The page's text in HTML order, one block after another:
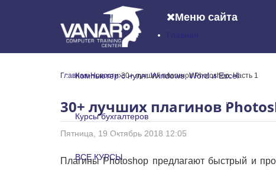
Меню сайта
Компьютер с нуля: Windows, Word и Excel
Компьютер с нуля: Windows, Word и
Курсы бухгалтеров
Курсы бухгалтеров
ВСЕ КУРСЫ
Главная Новости 30+ лучших плагинов Photoshop. Часть 1
30+ лучших плагинов
Пятница, 19 Октябрь 2018 12:05
Плагины Photoshop предлагают быстрый и